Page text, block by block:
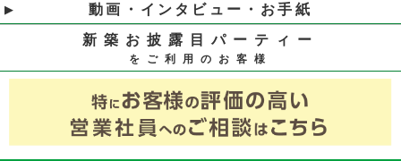
動画・インタビュー・お手紙
新築お披露目パーティー
をご利用のお客様